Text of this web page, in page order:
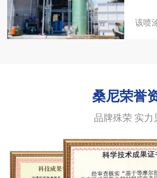
该喷
桑尼荣誉
品牌殊荣 实力